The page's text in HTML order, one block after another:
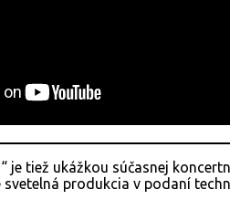
je tiež ukážkou súčasnej
produkcia v podaní